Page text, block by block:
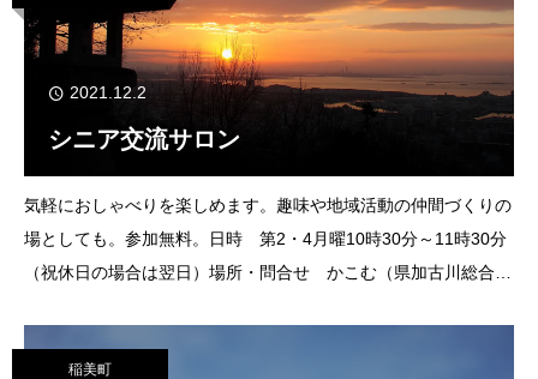
2021.12.2
シニア交流サロン
気軽におしゃべりを楽しめます。趣味や地域活動の仲間づくりの
場としても。参加無料。日時 第2・4月曜10時30分～11時30分
（祝休日の場合は翌日）場所・問合せ かこむ（県加古川総合庁
稲美町